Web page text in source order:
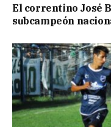
El correntino José
subcampeón